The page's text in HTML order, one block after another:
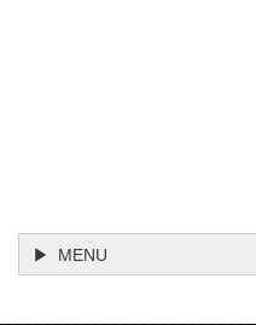
MENU